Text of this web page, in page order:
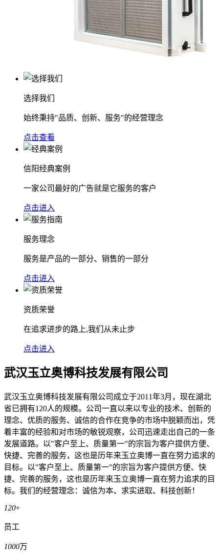
选择我们
始终秉持"品质、创新、服务"的经营理念
点击查看
信阳经典案例
一家公司最好的广告就是它服务的客户
点击进入
服务理念
服务是产品的一部分、销售的一部分
点击进入
资质荣誉
在追求进步的路上,我们从未止步
点击进入
武汉玉立奥博科技发展有限公司
武汉玉立奥博科技发展有限公司成立于2011年3月，现在湖北
省已拥有120人的规模。公司一直以来以专业的技术、创新的
理念、优质的服务、诚信的合作在竞争的市场中脱颖而出，凭
着丰富的经验和对市场的敏锐观察，公司迅速走出自己的一条
发展道路。以"客户至上、质量第一"的宗旨为客户提供方便、
快捷、完善的服务，这也是历年来玉立奥博一直在努力追求的
目标。以"客户至上、质量第一"的宗旨为客户提供方便、快
捷、完善的服务，这也是历年来玉立奥博一直在努力追求的目
标。我们的经营理念：诚信为本、求实进取、科技创新！
120+
员工
1000万